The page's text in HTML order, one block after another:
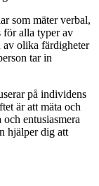
som mäter verbal,
för alla typer av
av olika färdigheter
tar in
på individens
är att mäta och
entusiasmera
hjälper dig att